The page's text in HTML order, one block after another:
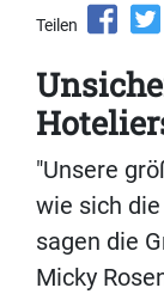
Teilen
"Unsere
wie sich
sagen die
Micky